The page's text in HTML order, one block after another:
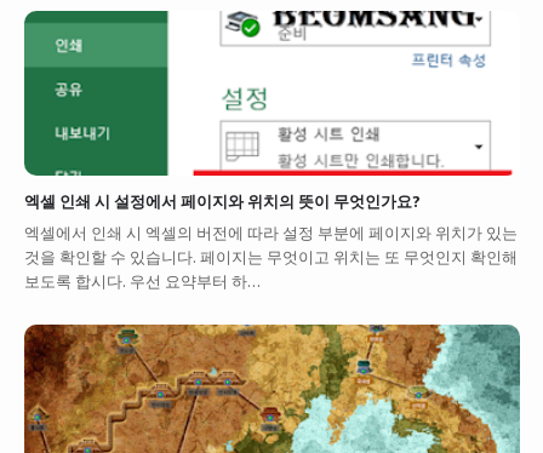
엑셀 인쇄 시 설정에서 페이지와 위치의 뜻이 무엇인가요?
엑셀에서 인쇄 시 엑셀의 버전에 따라 설정 부분에 페이지와 위치가 있는
것을 확인할 수 있습니다. 페이지는 무엇이고 위치는 또 무엇인지 확인해
보도록 합시다. 우선 요약부터 하…